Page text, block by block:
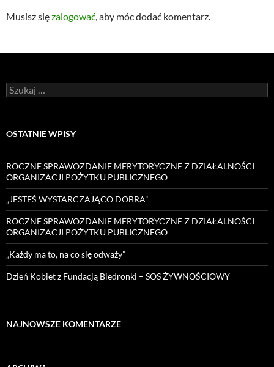
Musisz sięzalogować, aby móc dodać komentarz.
Szukaj:
OSTATNIE WPISY
ROCZNE SPRAWOZDANIE MERYTORYCZNE Z DZIAŁALNOŚCI
ORGANIZACJI POŻYTKU PUBLICZNEGO
„JESTEŚ WYSTARCZAJĄCO DOBRA”
ROCZNE SPRAWOZDANIE MERYTORYCZNE Z DZIAŁALNOŚCI
ORGANIZACJI POŻYTKU PUBLICZNEGO
„Każdy ma to, na co się odważy”
Dzień Kobiet z Fundacją Biedronki – SOS ŻYWNOŚCIOWY
NAJNOWSZE KOMENTARZE